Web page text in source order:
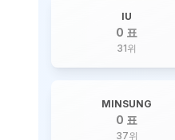
IU
0 표
31위
MINSUNG
0 표
37위